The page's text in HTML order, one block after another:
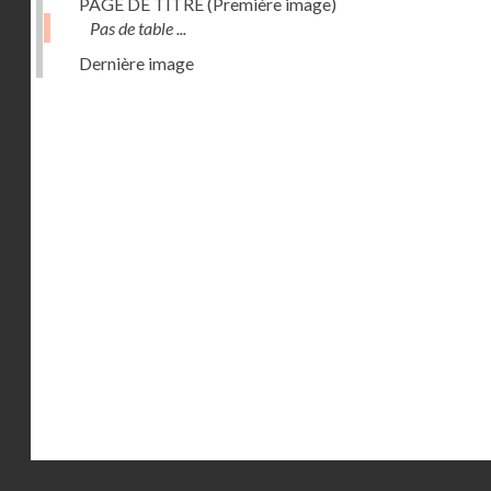
Pas de table ...
Dernière image